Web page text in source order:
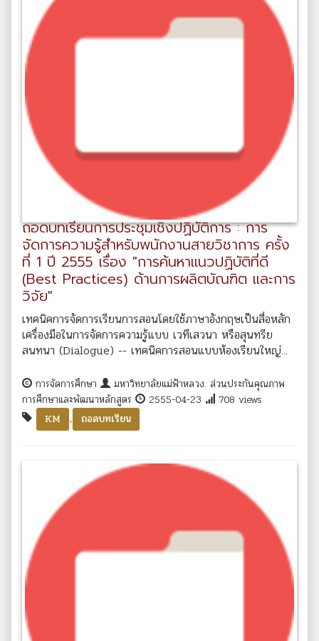
ถอดบทเรียนการประชุมเชิงปฏิบัติการ : การ
จัดการความรู้สำหรับพนักงานสายวิชาการ ครั้ง
ที่ 1 ปี 2555 เรื่อง "การค้นหาแนวปฏิบัติที่ดี
(Best Practices) ด้านการผลิตบัณฑิต และการ
วิจัย"
เทคนิคการจัดการเรียนการสอนโดยใช้ภาษาอังกฤษเป็นสื่อหลัก
เครื่องมือในการจัดการความรู้แบบ เวทีเสวนา หรือสุนทรีย
สนทนา (Dialogue) -- เทคนิคการสอนแบบห้องเรียนใหญ่...
การจัดการศึกษา
มหาวิทยาลัยแม่ฟ้าหลวง. ส่วนประกันคุณภาพ
การศึกษาและพัฒนาหลักสูตร
2555-04-23
708 views
KM
, ถอดบทเรียน